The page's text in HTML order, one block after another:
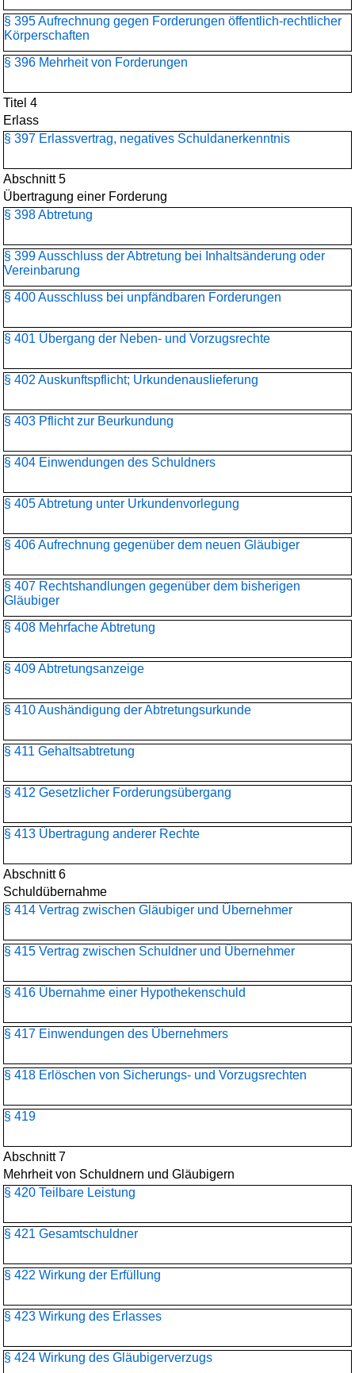
§ 395 Aufrechnung gegen Forderungen öffentlich-rechtlicher
Körperschaften
§ 396 Mehrheit von Forderungen
Titel 4
Erlass
§ 397 Erlassvertrag, negatives Schuldanerkenntnis
Abschnitt 5
Übertragung einer Forderung
§ 398 Abtretung
§ 399 Ausschluss der Abtretung bei Inhaltsänderung oder
Vereinbarung
§ 400 Ausschluss bei unpfändbaren Forderungen
§ 401 Übergang der Neben- und Vorzugsrechte
§ 402 Auskunftspflicht; Urkundenauslieferung
§ 403 Pflicht zur Beurkundung
§ 404 Einwendungen des Schuldners
§ 405 Abtretung unter Urkundenvorlegung
§ 406 Aufrechnung gegenüber dem neuen Gläubiger
§ 407 Rechtshandlungen gegenüber dem bisherigen
Gläubiger
§ 408 Mehrfache Abtretung
§ 409 Abtretungsanzeige
§ 410 Aushändigung der Abtretungsurkunde
§ 411 Gehaltsabtretung
§ 412 Gesetzlicher Forderungsübergang
§ 413 Übertragung anderer Rechte
Abschnitt 6
Schuldübernahme
§ 414 Vertrag zwischen Gläubiger und Übernehmer
§ 415 Vertrag zwischen Schuldner und Übernehmer
§ 416 Übernahme einer Hypothekenschuld
§ 417 Einwendungen des Übernehmers
§ 418 Erlöschen von Sicherungs- und Vorzugsrechten
§ 419
Abschnitt 7
Mehrheit von Schuldnern und Gläubigern
§ 420 Teilbare Leistung
§ 421 Gesamtschuldner
§ 422 Wirkung der Erfüllung
§ 423 Wirkung des Erlasses
§ 424 Wirkung des Gläubigerverzugs